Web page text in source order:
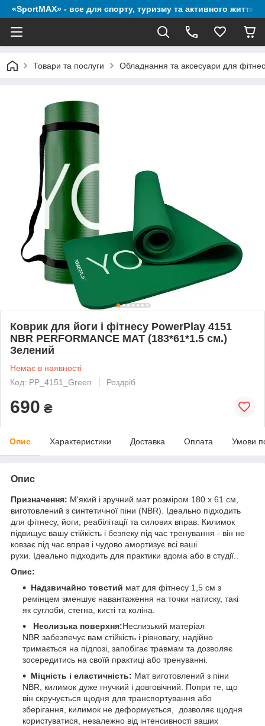
«SportMAX» - все для спорту, туризму та активного життя
Товари та послуги Обладнання та аксесуари для
Коврик для йоги і фітнесу PowerPlay 4151
NBR PERFORMANCE MAT (183*61*1.5 см.)
Зелений
Немає в наявності
Код: PP_4151_Green
Роздріб
690 ₴
Опис Характеристики Доставка Оплата Умови
Опис
Призначення: М'який і зручний мат розміром 180 х 61 см,
виготовлений з синтетичної піни (NBR). Ідеально підходить
для фітнесу, йоги, реабілітації та силових вправ. Килимок
підвищує вашу стійкість і безпеку під час тренування - він не
ковзає під час вправ і чудово амортизує всі ваші
рухи. Ідеально підходить для практики вдома або в студії..
Опис:
Надзвичайно товстий мат для фітнесу 1,5 см з
ремінцем зменшує навантаження на точки натиску, такі
як суглоби, стегна, кисті та коліна.
Неслизька поверхня:Неслизький матеріал
NBR забезпечує вам стійкість і рівновагу, надійно
тримається на підлозі, запобігає травмам та дозволяє
зосередитись на своїй практиці або тренуванні.
Міцність і еластичність: Мат виготовлений з піни
NBR, килимок дуже гнучкий і довговічний. Попри те, що
він скручується щодня для транспортування або
зберігання, килимок не деформується, дозволяє щодня
користуватися, незалежно від інтенсивності ваших